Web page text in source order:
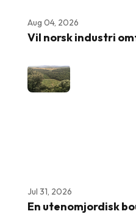
Aug 04, 2026
Vil norsk industri
Jul 31, 2026
En utenomjordisk